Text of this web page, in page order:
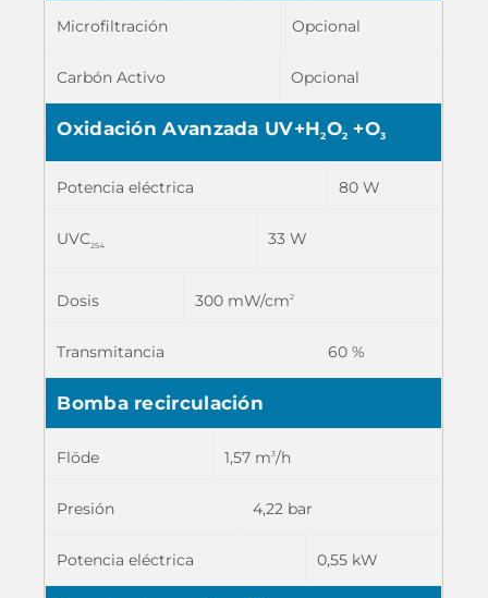
Microfiltración Opcional
Carbón Activo Opcional
Oxidación Avanzada UV+H2O2 +O3
Potencia eléctrica 80 W
UVC254 33 W
Dosis 300 mW/cm2
Transmitancia 60 %
Bomba recirculación
Flöde 1,57 m3/h
Presión 4,22 bar
Potencia eléctrica 0,55 kW